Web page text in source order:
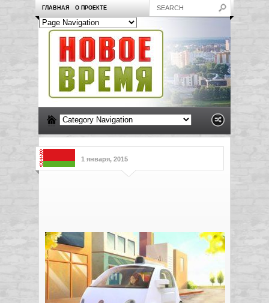
ГЛАВНАЯ О ПРОЕКТЕ
1 января, 2015